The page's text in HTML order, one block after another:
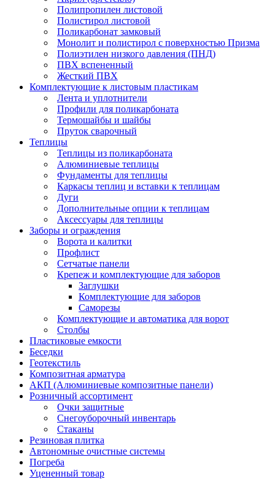
Полипропилен листовой
Полистирол листовой
Поликарбонат замковый
Монолит и полистирол с поверхностью Призма
Полиэтилен низкого давления (ПНД)
ПВХ вспененный
Жесткий ПВХ
Комплектующие к листовым пластикам
Лента и уплотнители
Профили для поликарбоната
Термошайбы и шайбы
Пруток сварочный
Теплицы
Теплицы из поликарбоната
Алюминиевые теплицы
Фундаменты для теплицы
Каркасы теплиц и вставки к теплицам
Дуги
Дополнительные опции к теплицам
Аксессуары для теплицы
Заборы и ограждения
Ворота и калитки
Профлист
Сетчатые панели
Крепеж и комплектующие для заборов
Заглушки
Комплектующие для заборов
Саморезы
Комплектующие и автоматика для ворот
Столбы
Пластиковые емкости
Беседки
Геотекстиль
Композитная арматура
АКП (Алюминиевые композитные панели)
Розничный ассортимент
Очки защитные
Снегоуборочный инвентарь
Стаканы
Резиновая плитка
Автономные очистные системы
Погреба
Уцененный товар